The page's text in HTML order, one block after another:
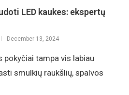
LED kaukes: ekspertų
December 13, 2024
pokyčiai tampa vis labiau
smulkių raukšlių, spalvos